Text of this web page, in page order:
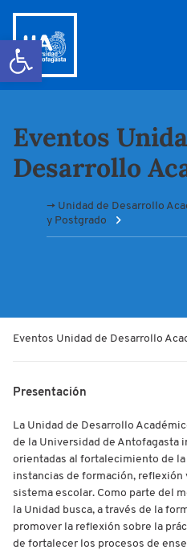
Abrir barra de herramientas
Eventos
Desarrollo
→ Unidad de Desarrollo
y Postgrado
Eventos Unidad de Desarrollo
Presentación
La Unidad de Desarrollo
de la Universidad de Antofagasta
orientadas al fortalecimiento de
instancias de formación,
sistema escolar. Como parte del
la Unidad busca, a través de la
promover la reflexión sobre la
de fortalecer los procesos de